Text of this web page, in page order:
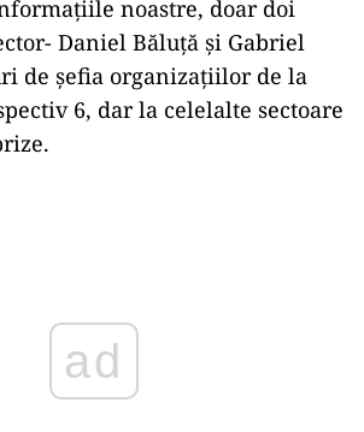
noastre, doar doi
Daniel Băluță și Gabriel
de șefia organizațiilor de la
6, dar la celelalte sectoare